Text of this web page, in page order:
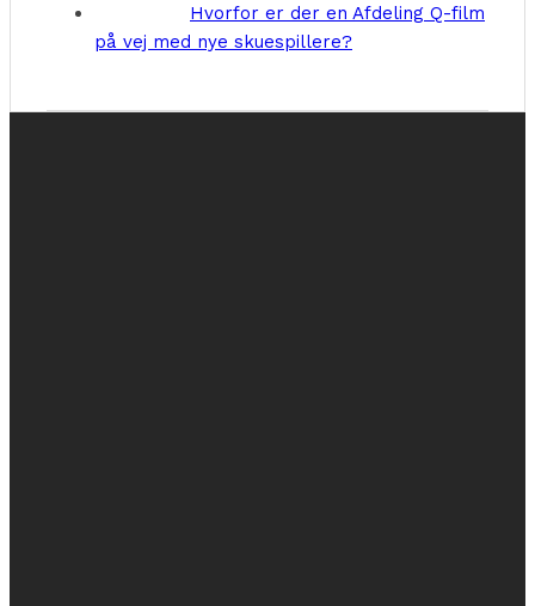
Hvorfor er der en Afdeling Q-film
på vej med nye skuespillere?